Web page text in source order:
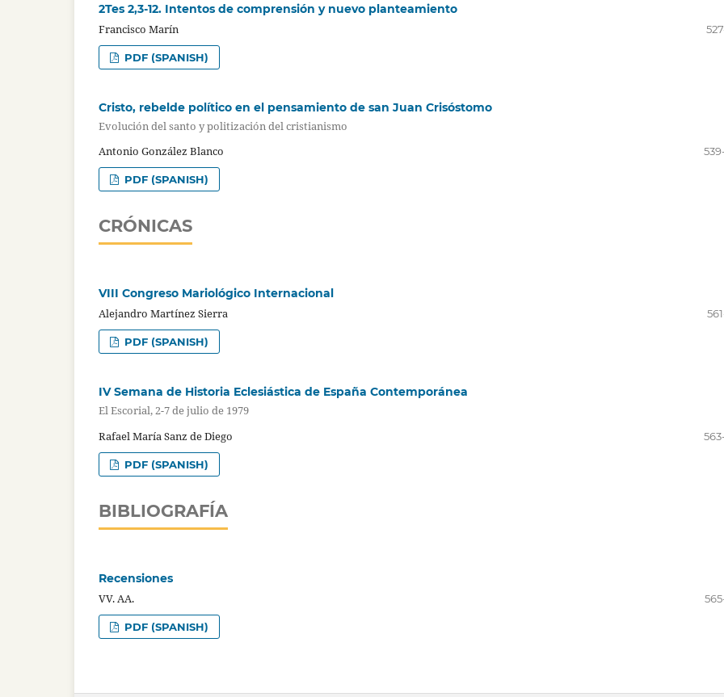
2Tes 2,3-12. Intentos de comprensión y nuevo planteamiento
Francisco Marín
PDF (SPANISH)
Cristo, rebelde político en el pensamiento de san Juan Crisóstomo
Evolución del santo y politización del cristianismo
Antonio González Blanco
PDF (SPANISH)
CRÓNICAS
VIII Congreso Mariológico Internacional
Alejandro Martínez Sierra
PDF (SPANISH)
IV Semana de Historia Eclesiástica de España Contemporánea
El Escorial, 2-7 de julio de 1979
Rafael María Sanz de Diego
PDF (SPANISH)
BIBLIOGRAFÍA
Recensiones
VV. AA.
PDF (SPANISH)